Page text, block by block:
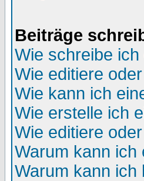
Beiträge
Wie schreibe
Wie editiere
Wie kann ich
Wie erstelle ich
Wie editiere
Warum kann ich
Warum kann ich